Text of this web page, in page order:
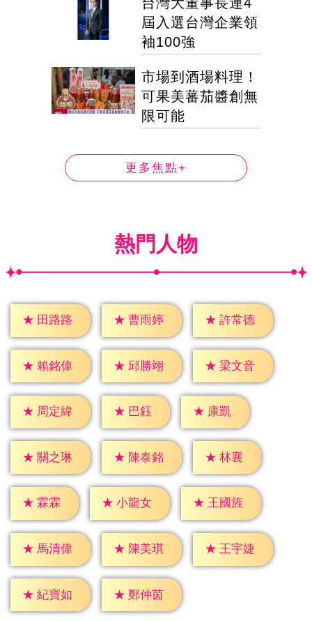
屆入選台灣企業領
袖100強
市場到酒場料理！
可果美蕃茄醬創無
限可能
更多焦點+
熱門人物
★ 田路路 ★ 曹雨婷 ★ 許常德
★ 賴銘偉 ★ 邱勝翊 ★ 梁文音
★ 周定緯 ★ 巴鈺 ★ 康凱
★ 關之琳 ★ 陳泰銘 ★ 林襄
★ 霖霖 ★ 小龍女 ★ 王國旌
★ 馬清偉 ★ 陳美琪 ★ 王宇婕
★ 紀寶如 ★ 鄭仲茵